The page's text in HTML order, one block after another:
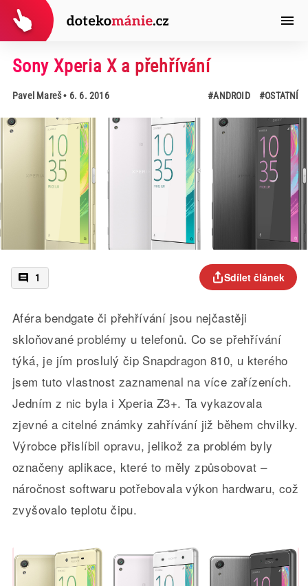
Sony Xperia X a přehřívání
Pavel Mareš• 6. 6. 2016 #ANDROID #OSTATNÍ
1 Sdílet článek
Aféra bendgate či přehřívání jsou nejčastěji
skloňované problémy u telefonů. Co se přehřívání
týká, je jím proslulý čip Snapdragon 810, u kterého
jsem tuto vlastnost zaznamenal na více zařízeních.
Jedním z nic byla i Xperia Z3+. Ta vykazovala
zjevné a citelné známky zahřívání již během chvilky.
Výrobce přislíbil opravu, jelikož za problém byly
označeny aplikace, které to měly způsobovat –
náročnost softwaru potřebovala výkon hardwaru, což
zvyšovalo teplotu čipu.